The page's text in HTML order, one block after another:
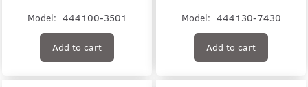
Model: 444100-3501
Add to cart
Model: 444130-7430
Add to cart